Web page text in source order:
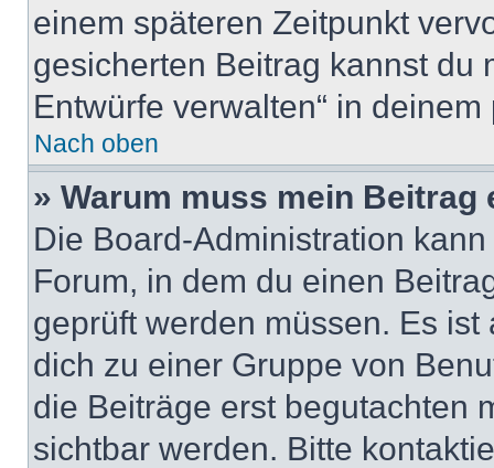
einem späteren Zeitpunkt
gesicherten Beitrag kannst du
Entwürfe verwalten“ in
Nach oben
» Warum muss mein
Die Board-Administration
Forum, in dem du einen
geprüft werden müssen. Es
dich zu einer Gruppe von
die Beiträge erst begutachten
sichtbar werden. Bitte